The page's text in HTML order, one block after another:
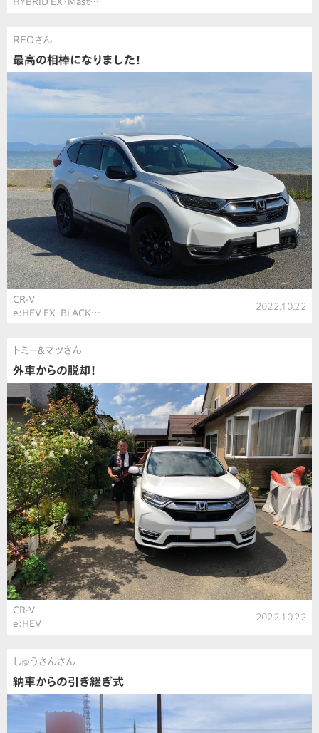
HYBRID EX・Mast…
REOさん
最高の相棒になりました！
CR-V
e:HEV EX・BLACK…
2022.10.22
トミー&マツさん
外車からの脱却！
CR-V
e:HEV
2022.10.22
しゅうさんさん
納車からの引き継ぎ式